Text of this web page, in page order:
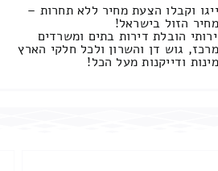
וקבלו הצעת מחיר ללא תחרות –
הזול בישראל!
הובלת דירות בתים ומשרדים
גוש דן והשרון ולכל חלקי הארץ
ודייקנות מעל הכל!